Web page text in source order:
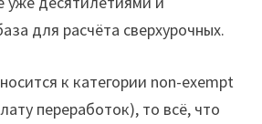
для расчёта сверхурочных.
к категории non-exempt
переработок), то всё, что